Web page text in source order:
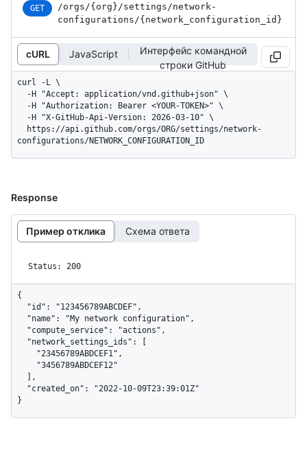
GET /orgs /{org} /settings /network-
configurations /{network_ configuration_ id}
cURL JavaScript
Интерфейс командной
строки GitHub
curl -L \
configurations/NETWORK_CONFIGURATION_ID
Response
Пример отклика Схема ответа
Status: 200
{
}